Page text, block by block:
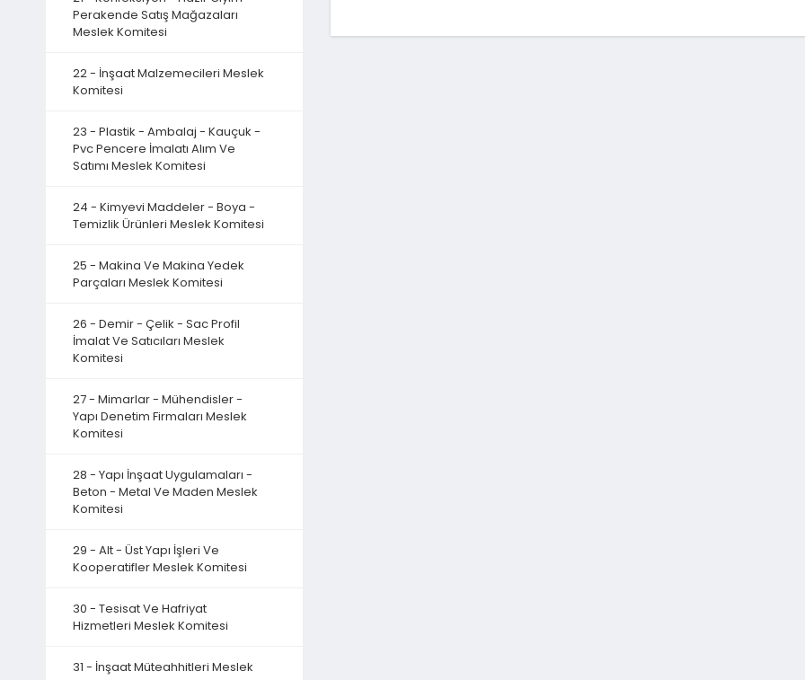
Perakende Satış Mağazaları
Meslek Komitesi
22 - İnşaat Malzemecileri Meslek
Komitesi
23 - Plastik - Ambalaj - Kauçuk -
Pvc Pencere İmalatı Alım Ve
Satımı Meslek Komitesi
24 - Kimyevi Maddeler - Boya -
Temizlik Ürünleri Meslek Komitesi
25 - Makina Ve Makina Yedek
Parçaları Meslek Komitesi
26 - Demir - Çelik - Sac Profil
İmalat Ve Satıcıları Meslek
Komitesi
27 - Mimarlar - Mühendisler -
Yapı Denetim Firmaları Meslek
Komitesi
28 - Yapı İnşaat Uygulamaları -
Beton - Metal Ve Maden Meslek
Komitesi
29 - Alt - Üst Yapı İşleri Ve
Kooperatifler Meslek Komitesi
30 - Tesisat Ve Hafriyat
Hizmetleri Meslek Komitesi
31 - İnşaat Müteahhitleri Meslek